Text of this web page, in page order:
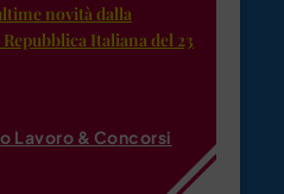
novità dalla
Italiana del 23
Lavoro & Concorsi